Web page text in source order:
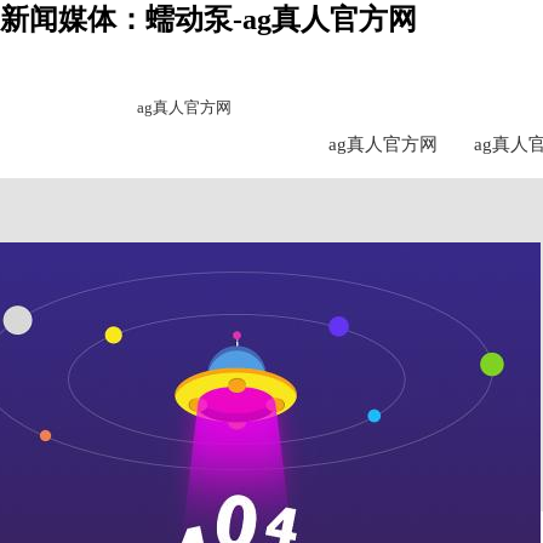
新闻媒体：蠕动泵-ag真人官方网
ag真人官方网
ag真人
ag真人官方网